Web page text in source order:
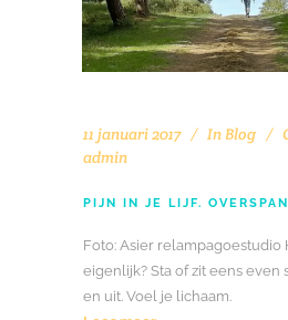
11 januari 2017 In Blog
admin
PIJN IN JE LIJF.
Foto: Asier relampagoestudio
eigenlijk? Sta of zit eens even
en uit. Voel je lichaam.